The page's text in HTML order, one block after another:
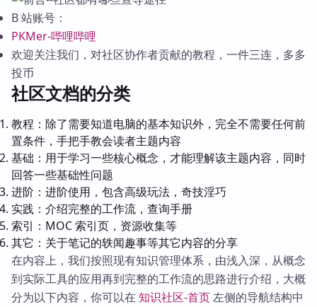
B 站账号：
PKMer-哔哩哔哩
欢迎关注我们，对社区协作者贡献的教程，一件三连，多多
投币
社区文档的分类
教程：除了需要知道电脑的基本知识外，完全不需要任何前
置条件，手把手教会读者主题内容
基础：用于学习一些核心概念，才能理解该主题内容，同时
回答一些基础性问题
进阶：进阶使用，包含高级玩法，奇技淫巧
实践：介绍完整的工作流，查询手册
索引：MOC 索引页，资源收集等
其它：关于笔记的轶闻趣事等其它内容的分享
在内容上，我们按照现有知识管理体系，由浅入深，从概念
到实际工具的应用再到完整的工作流的思路进行介绍，大概
分为以下内容，你可以在 知识社区-首页左侧的导航结构中